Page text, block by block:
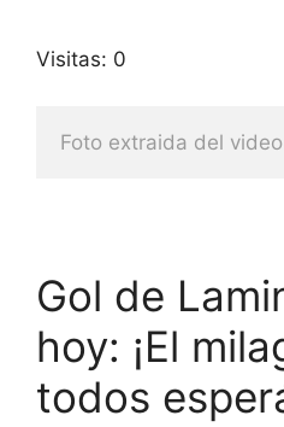
Visitas: 0
Foto extraida del
Gol de
hoy: ¡El
todos